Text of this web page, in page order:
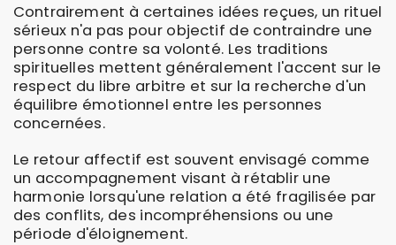
Contrairement à certaines idées reçues, un rituel
sérieux n'a pas pour objectif de contraindre une
personne contre sa volonté. Les traditions
spirituelles mettent généralement l'accent sur le
respect du libre arbitre et sur la recherche d'un
équilibre émotionnel entre les personnes
concernées.
Le retour affectif est souvent envisagé comme
un accompagnement visant à rétablir une
harmonie lorsqu'une relation a été fragilisée par
des conflits, des incompréhensions ou une
période d'éloignement.